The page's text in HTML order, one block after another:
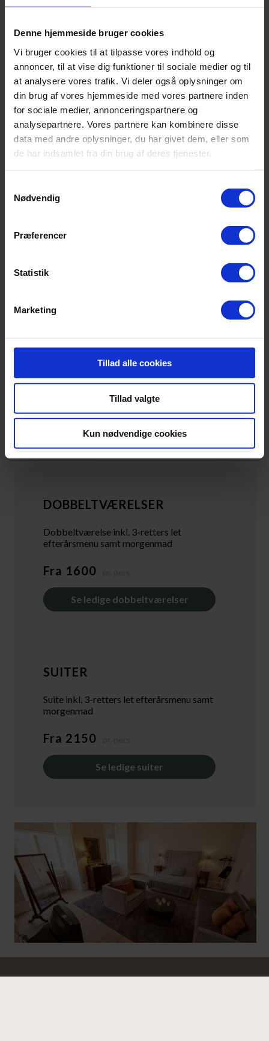
Denne hjemmeside bruger cookies
Vi bruger cookies til at tilpasse vores indhold og
annoncer, til at vise dig funktioner til sociale medier og til
at analysere vores trafik. Vi deler også oplysninger om
din brug af vores hjemmeside med vores partnere inden
for sociale medier, annonceringspartnere og
analysepartnere. Vores partnere kan kombinere disse
data med andre oplysninger, du har givet dem, eller som
de har indsamlet fra din brug af deres tjenester.
Nødvendig
Præferencer
Statistik
Marketing
Tillad alle cookies
Tillad valgte
Kun nødvendige cookies
16:00
Bål tændes i slotshaven med mulighed for at lave
snobrød og riste skumfiduser
18:00
3-retters efterårsmenu (Mulighed for 2-retters
børnemenu samt vegetarisk menu)
ONSDAG 15. OKTOBER 2025
Morgenbuffet for overnattende gæster
Udcheckning fra værelser og afrejse
DOBBELTVÆRELSER
Dobbeltværelse inkl. 3-retters let
efterårsmenu samt morgenmad
Fra 1600
Se ledige dobbeltværelser
SUITER
Suite inkl. 3-retters let efterårsmenu samt
morgenmad
Fra 2150
Se ledige suiter